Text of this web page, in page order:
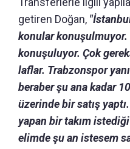
getiren Doğan,
konular konuşulmuyor.
konuşuluyor. Çok
laflar. Trabzonspor
beraber şu ana kadar
üzerinde bir satış
yapan bir takım
elimde şu an istesem